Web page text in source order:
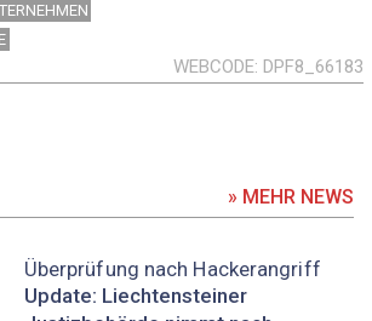
WEBCODE DPF8_66183
» MEHR NEWS
Überprüfung nach Hackerangriff
Update: Liechtensteiner